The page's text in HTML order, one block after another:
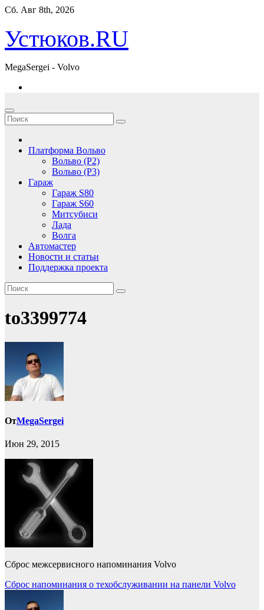
Перейти
содержимому
Сб. Авг 8th, 2026
Устюков.RU
MegaSergei - Volvo
Платформа Вольво
Вольво (P2)
Вольво (P3)
Гараж
Гараж S80
Гараж S60
Митсубиси
Лада
Волга
Автомастер
Новости и статьи
Поддержка проекта
to3399774
ОтMegaSergei
Июн 29, 2015
Сброс межсервисного напоминания Volvo
Навигация
Сброс напоминания о техобслуживании на панели Volvo